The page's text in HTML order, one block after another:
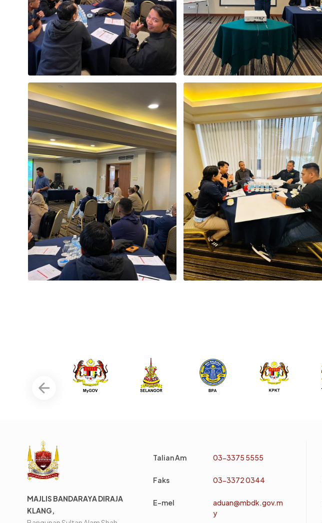
MAJLIS BANDARAYA DIRAJA
KLANG,
Talian Am 03-3375 5555
Faks 03-3372 0344
E-mel
aduan@mbdk.gov.m
y